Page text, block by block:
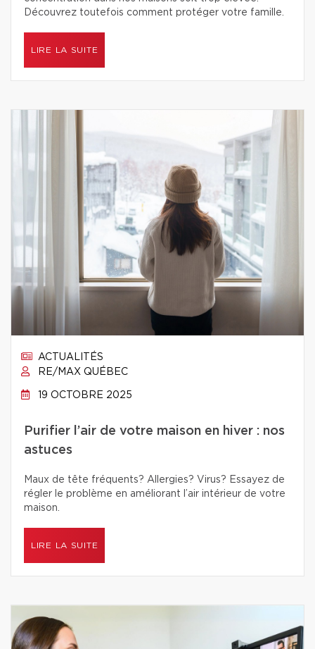
Découvrez toutefois comment protéger votre famille.
LIRE LA SUITE
ACTUALITÉS
RE/MAX QUÉBEC
19 OCTOBRE 2025
Purifier l’air de votre maison en hiver : nos
astuces
Maux de tête fréquents? Allergies? Virus? Essayez de
régler le problème en améliorant l’air intérieur de votre
maison.
LIRE LA SUITE